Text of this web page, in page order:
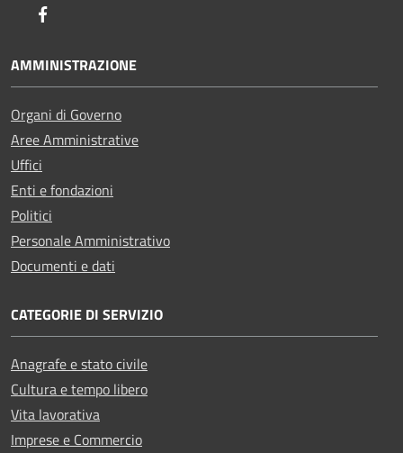
AMMINISTRAZIONE
Organi di Governo
Aree Amministrative
Uffici
Enti e fondazioni
Politici
Personale Amministrativo
Documenti e dati
CATEGORIE DI SERVIZIO
Anagrafe e stato civile
Cultura e tempo libero
Vita lavorativa
Imprese e Commercio